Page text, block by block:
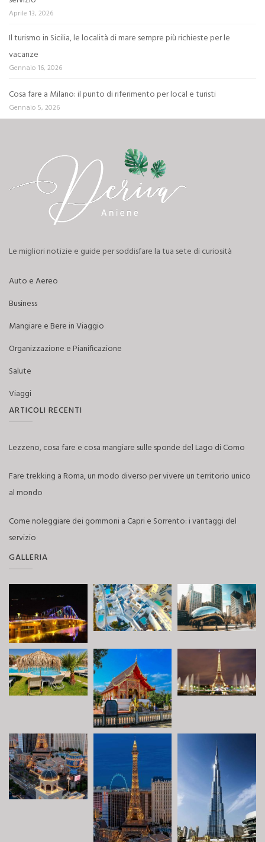
Aprile 13, 2026
Il turismo in Sicilia, le località di mare sempre più richieste per le
vacanze
Gennaio 16, 2026
Cosa fare a Milano: il punto di riferimento per local e turisti
Gennaio 5, 2026
Le migliori notizie e guide per soddisfare la tua sete di curiosità
Auto e Aereo
Business
Mangiare e Bere in Viaggio
Organizzazione e Pianificazione
Salute
Viaggi
ARTICOLI RECENTI
Lezzeno, cosa fare e cosa mangiare sulle sponde del Lago di Como
Fare trekking a Roma, un modo diverso per vivere un territorio unico
al mondo
Come noleggiare dei gommoni a Capri e Sorrento: i vantaggi del
servizio
GALLERIA